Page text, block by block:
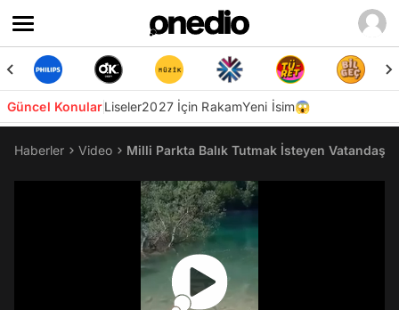
Güncel KonularLiseler2027 İçin RakamYeni İsim😱
Haberler Video Milli Parkta Balık Tutmak İsteyen Vatandaşa